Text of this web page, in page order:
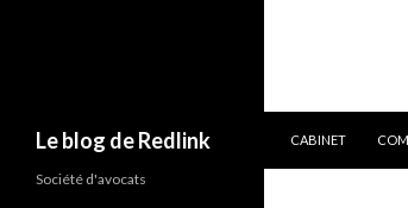
Le blog de Redlink
CABINET
Société d'avocats